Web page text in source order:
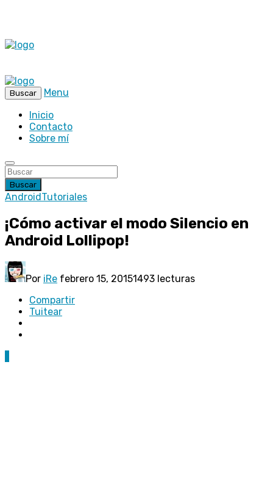
Buscar
Menu
Inicio
Contacto
Sobre mí
Buscar
AndroidTutoriales
¡Cómo activar el modo Silencio en
Android Lollipop!
Por iRe febrero 15, 20151493 lecturas
Compartir
Tuitear